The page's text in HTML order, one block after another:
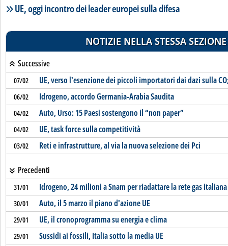
Lista notizie correlate
UE, oggi incontro dei leader europei sulla difesa
NOTIZIE NELLA STESSA SEZIONE
Successive
07/02 UE, verso l'esenzione dei piccoli importatori dai dazi sulla CO
06/02 Idrogeno, accordo Germania-Arabia Saudita
04/02 Auto, Urso: 15 Paesi sostengono il “non paper”
04/02 UE, task force sulla competitività
03/02 Reti e infrastrutture, al via la nuova selezione dei Pci
Precedenti
31/01 Idrogeno, 24 milioni a Snam per riadattare la rete gas italiana
30/01 Auto, il 5 marzo il piano d'azione UE
29/01 UE, il cronoprogramma su energia e clima
29/01 Sussidi ai fossili, Italia sotto la media UE